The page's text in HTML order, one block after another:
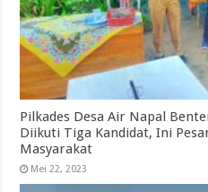
Pilkades Desa Air Napal
Diikuti Tiga Kandidat, Ini
Masyarakat
Mei 22, 2023